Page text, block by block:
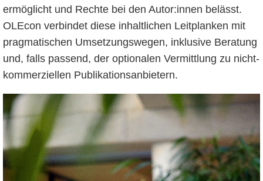
ermöglicht und Rechte bei den Autor:innen belässt.
OLEcon verbindet diese inhaltlichen Leitplanken mit
pragmatischen Umsetzungswegen, inklusive Beratung
und, falls passend, der optionalen Vermittlung zu nicht-
kommerziellen Publikationsanbietern.